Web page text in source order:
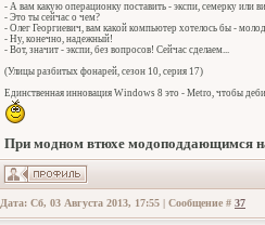
- А вам какую операционку поставить - экспи, семерку или
- Это ты сейчас о чем?
- Олег Георгиевич, вам какой компьютер хотелось бы -
- Ну, конечно, надежный!
- Вот, значит - экспи, без вопросов! Сейчас сделаем...
(Улицы разбитых фонарей, сезон 10, серия 17)
Единственная инновация Windows 8 это - Metro, чтобы
При модном втюхе модоподдающимся
Дата: Сб, 03 Августа 2013, 17:55 | Сообщение # 37